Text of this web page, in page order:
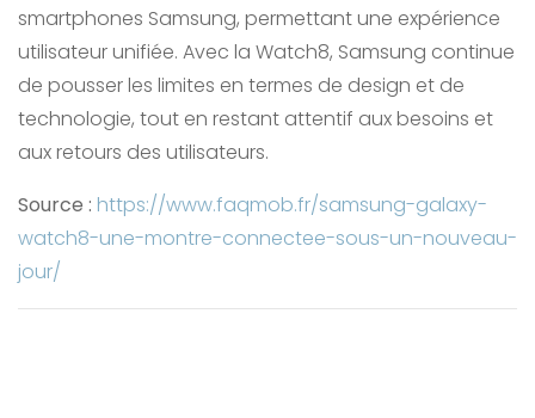
smartphones Samsung, permettant une expérience
utilisateur unifiée. Avec la Watch8, Samsung continue
de pousser les limites en termes de design et de
technologie, tout en restant attentif aux besoins et
aux retours des utilisateurs.
Source : https://www.faqmob.fr/samsung-galaxy-
watch8-une-montre-connectee-sous-un-nouveau-
jour/